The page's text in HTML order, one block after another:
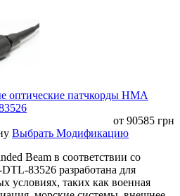
оптические патчкорды HMA
от 90585 грн
Выбрать Модификацию
Beam в соответствии со
83526 разработана для
условиях, таких как военная